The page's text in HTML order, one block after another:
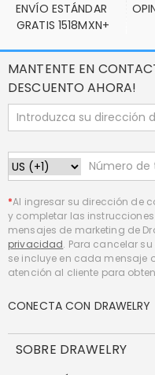
ENVÍO ESTÁNDAR
GRATIS 1518MXN+
MANTENTE EN
DESCUENTO AHORA!
*Al ingresar su dirección de
y completar las
mensajes de marketing de
privacidad. Para cancelar
se incluye en cada mensaje
atención al cliente para
CONECTA CON DRAWELRY
SOBRE DRAWELRY